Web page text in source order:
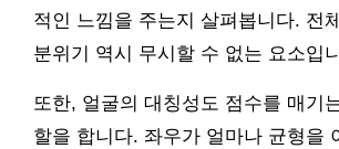
적인 느낌을 주는지 살펴봅니다. 전
분위기 역시 무시할 수 없는 요소입
또한, 얼굴의 대칭성도 점수를 매기
할을 합니다. 좌우가 얼마나 균형을